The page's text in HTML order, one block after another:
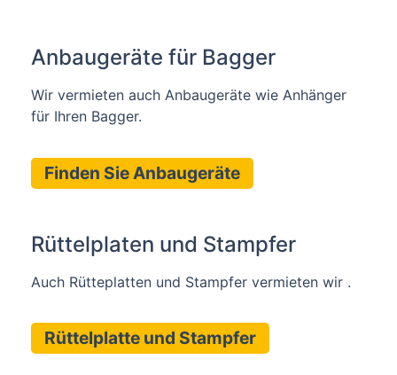
Anbaugeräte für Bagger
Wir vermieten auch Anbaugeräte wie Anhänger
für Ihren Bagger.
Finden Sie Anbaugeräte
Rüttelplaten und Stampfer
Auch Rütteplatten und Stampfer vermieten wir .
Rüttelplatte und Stampfer